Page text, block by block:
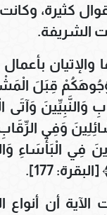
كثيرة،
الشريفة.
بأعمال
وُجُوهَكُمْ قِبَلَ
وَالنَّبِيِّينَ
وَفِي
فِي الْبَأْسَاءِ
أن أنواع